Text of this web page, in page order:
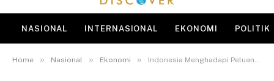
NASIONAL INTERNASIONAL EKONOMI POLITIK
Home » Nasional » Ekonomi » Indonesia Menghadapi Peluang 2026, Armada Baru dan Patimban Jadi Prioritas